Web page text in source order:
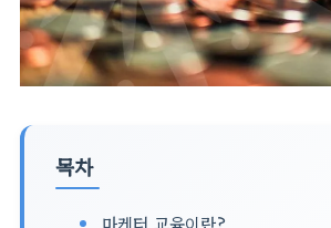
목차
마케터 교육이란?